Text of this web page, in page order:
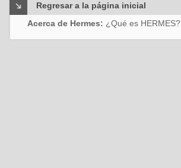
Regresar a la página inicial
Acerca de Hermes: ¿Qué es HERMES?